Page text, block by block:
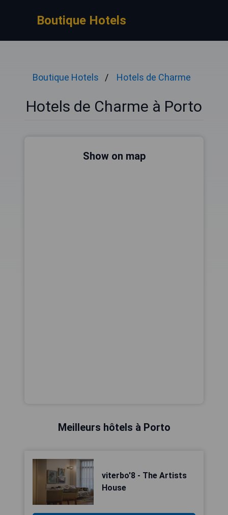
Boutique Hotels
Boutique Hotels Hotels de Charme
Hotels de Charme à Porto
Show on map
Meilleurs hôtels à Porto
viterbo'8 - The Artists
House